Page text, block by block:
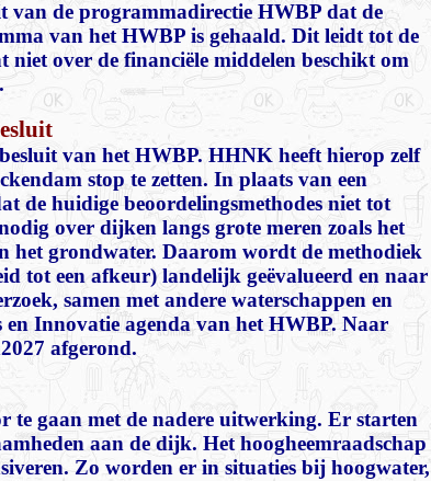
van de programmadirectie HWBP dat de
van het HWBP is gehaald. Dit leidt tot de
over de financiële middelen beschikt om
van het HWBP. HHNK heeft hierop zelf
stop te zetten. In plaats van een
de huidige beoordelingsmethodes niet tot
over dijken langs grote meren zoals het
het grondwater. Daarom wordt de methodiek
tot een afkeur) landelijk geëvalueerd en naar
samen met andere waterschappen en
Innovatie agenda van het HWBP. Naar
afgerond.
te gaan met de nadere uitwerking. Er starten
aan de dijk. Het hoogheemraadschap
Zo worden er in situaties bij hoogwater,